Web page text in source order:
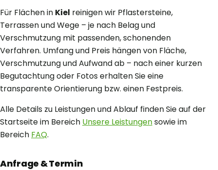
Für Flächen in Kiel reinigen wir Pflastersteine,
Terrassen und Wege – je nach Belag und
Verschmutzung mit passenden, schonenden
Verfahren. Umfang und Preis hängen von Fläche,
Verschmutzung und Aufwand ab – nach einer kurzen
Begutachtung oder Fotos erhalten Sie eine
transparente Orientierung bzw. einen Festpreis.
Alle Details zu Leistungen und Ablauf finden Sie auf der
Startseite im Bereich Unsere Leistungensowie im
Bereich FAQ.
Anfrage & Termin